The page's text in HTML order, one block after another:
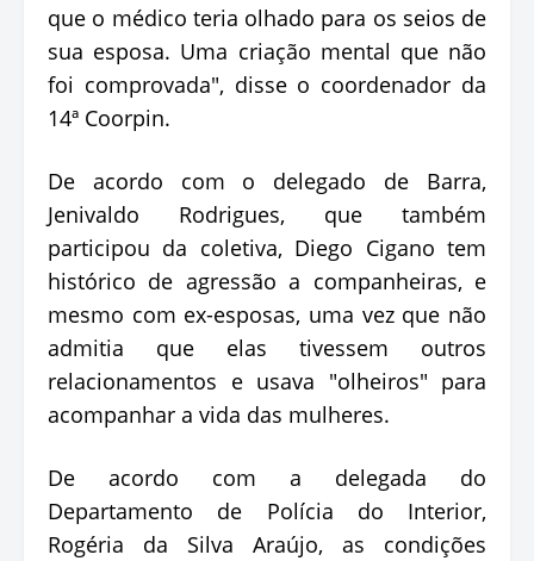
que o médico teria olhado para os seios de
sua esposa. Uma criação mental que não
foi comprovada", disse o coordenador da
14ª Coorpin.
De acordo com o delegado de Barra,
Jenivaldo Rodrigues, que também
participou da coletiva, Diego Cigano tem
histórico de agressão a companheiras, e
mesmo com ex-esposas, uma vez que não
admitia que elas tivessem outros
relacionamentos e usava "olheiros" para
acompanhar a vida das mulheres.
De acordo com a delegada do
Departamento de Polícia do Interior,
Rogéria da Silva Araújo, as condições